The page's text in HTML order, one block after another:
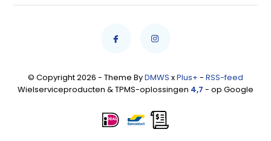
© Copyright 2026 - Theme ByDMWS xPlus+ - RSS-feed
Wielserviceproducten & TPMS-oplossingen 4,7 - op Google